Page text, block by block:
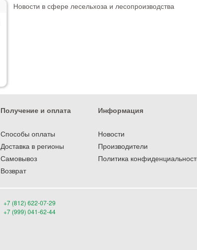
Новости в сфере лесельхоза и лесопроизводства
Получение и оплата
Способы оплаты
Доставка в регионы
Самовывоз
Возврат
Информация
Новости
Производители
Политика
+7 (812) 622-07-29
+7 (999) 041-62-44